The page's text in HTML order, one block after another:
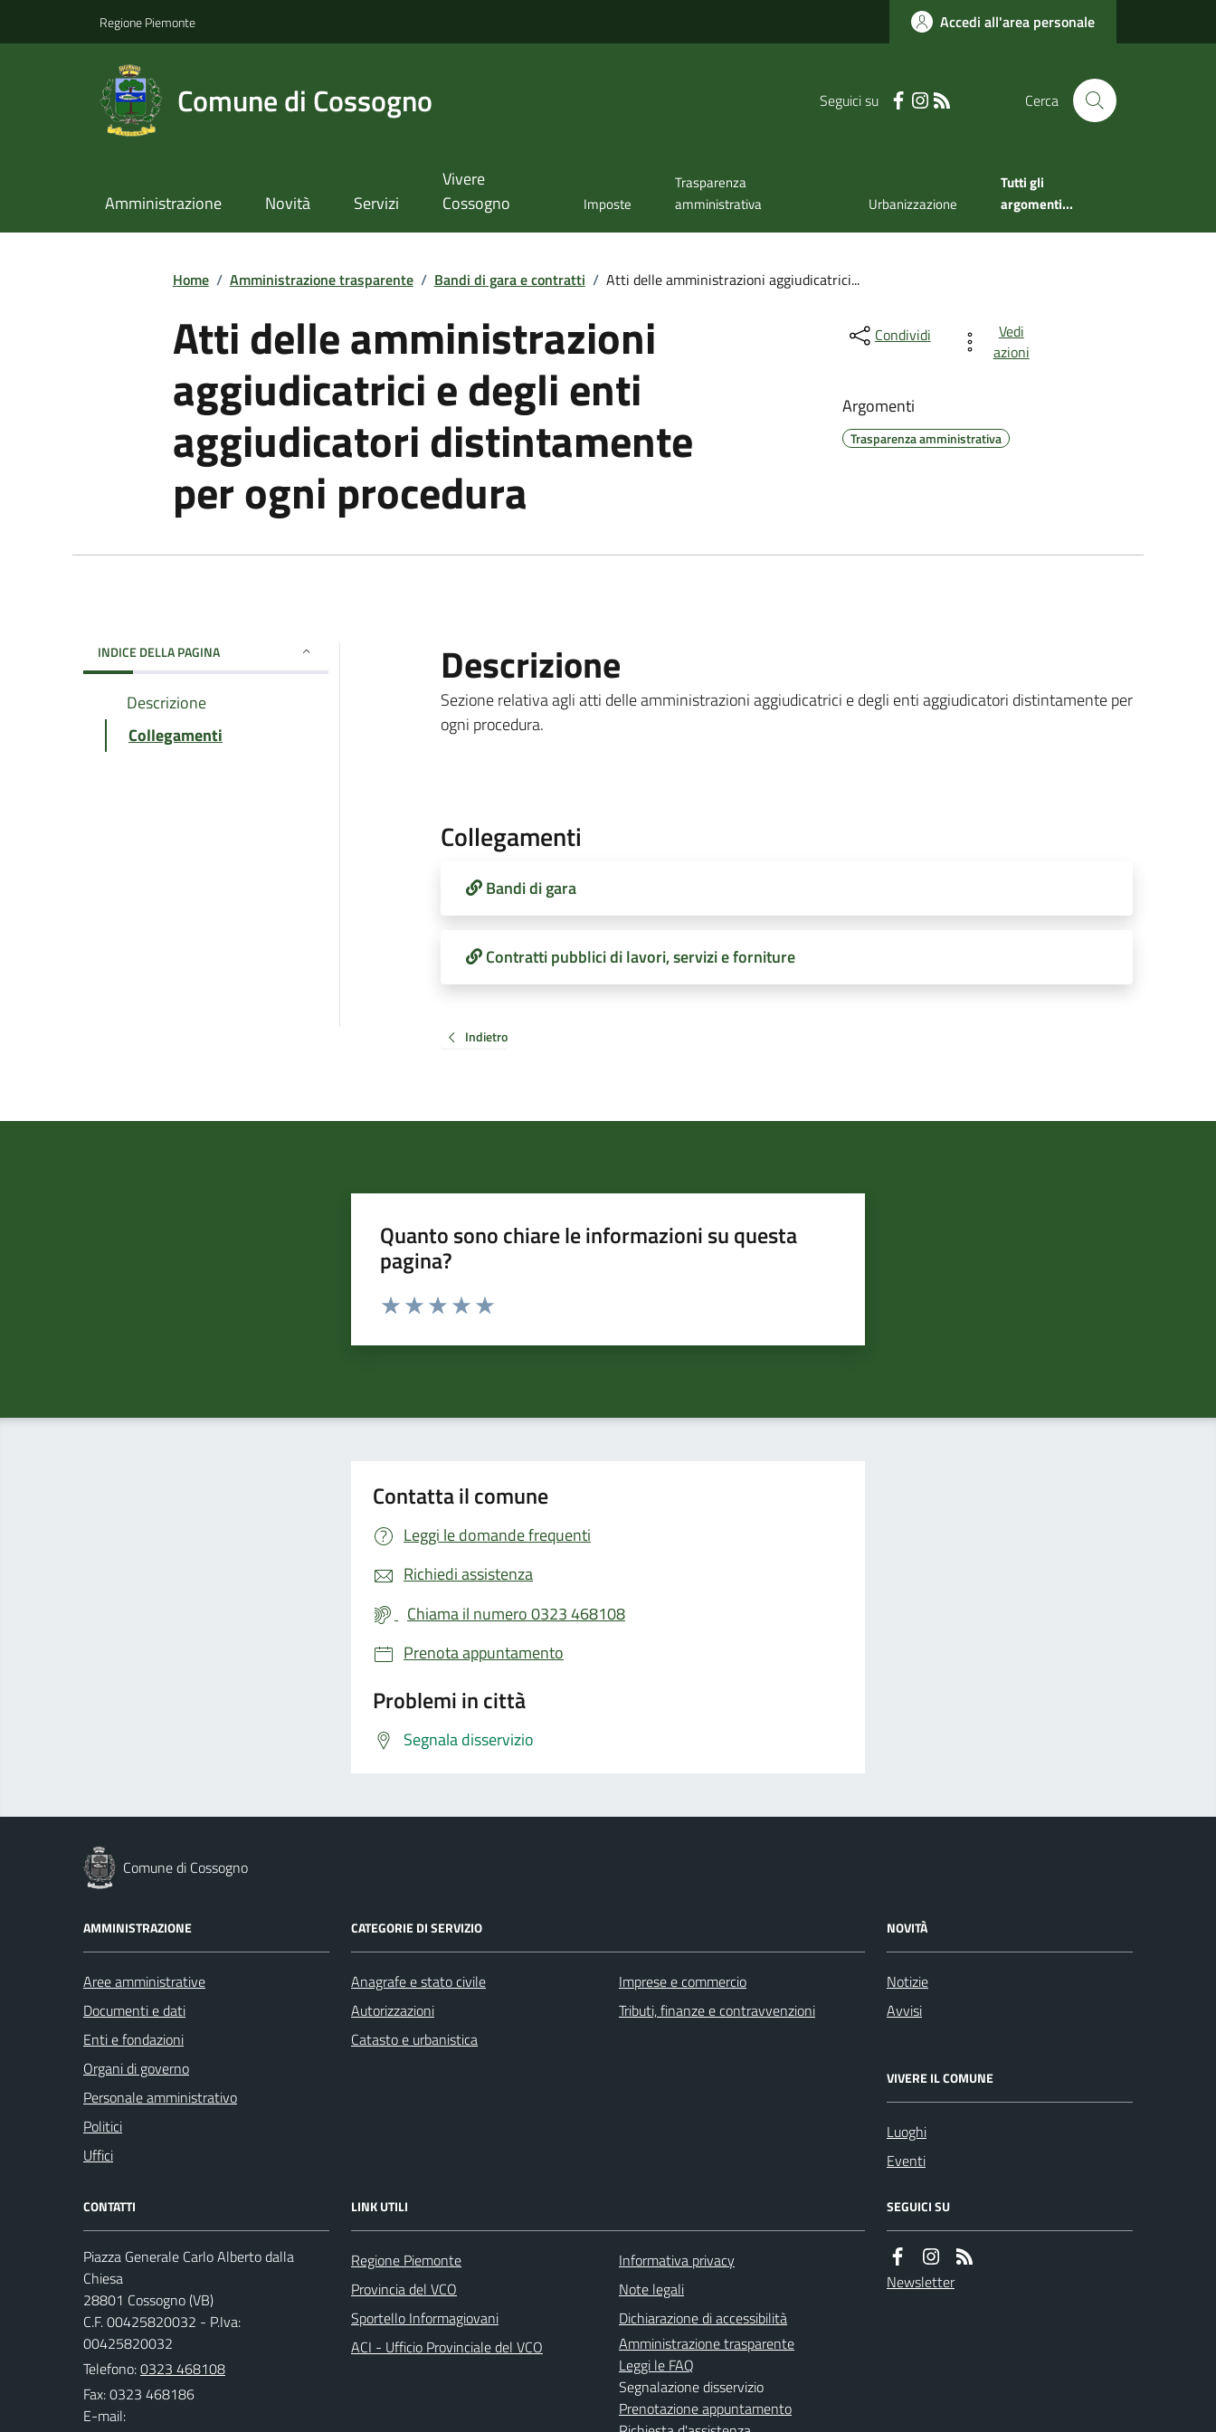
Regione Piemonte Accedi all'area personale
Comune di Cossogno Seguici su Cerca
Amministrazione Novità Servizi
Vivere
Cossogno
Imposte
Trasparenza
amministrativa
Urbanizzazione
Tutti gli
argomenti...
Home / Amministrazione trasparente / Bandi di gara e contratti / Atti delle amministrazioni aggiudicatrici...
Atti delle amministrazioni
aggiudicatrici e degli enti
aggiudicatori distintamente
per ogni procedura
Condividi
Vedi
azioni
Argomenti
Trasparenza amministrativa
INDICE DELLA PAGINA
Descrizione
Collegamenti
Descrizione
Sezione relativa agli atti delle amministrazioni aggiudicatrici e degli enti aggiudicatori distintamente per
ogni procedura.
Collegamenti
Bandi di gara
Contratti pubblici di lavori, servizi e forniture
Indietro
Quanto sono chiare le informazioni su questa
pagina?
Valuta da 1 a 5 stelle la pagina
Contatta il comune
Leggi le domande frequenti
Richiedi assistenza
Chiama il numero 0323 468108
Prenota appuntamento
Problemi in città
Segnala disservizio
Comune di Cossogno
AMMINISTRAZIONE
Aree amministrative
Documenti e dati
Enti e fondazioni
Organi di governo
Personale amministrativo
Politici
Uffici
CATEGORIE DI SERVIZIO
Anagrafe e stato civile
Autorizzazioni
Catasto e urbanistica
Imprese e commercio
Tributi, finanze e contravvenzioni
NOVITÀ
Notizie
Avvisi
VIVERE IL COMUNE
Luoghi
Eventi
CONTATTI
Piazza Generale Carlo Alberto dalla
Chiesa
28801 Cossogno (VB)
C.F. 00425820032 - P.Iva:
00425820032
Telefono:0323 468108
Fax: 0323 468186
E-mail:
LINK UTILI
Regione Piemonte
Provincia del VCO
Sportello Informagiovani
ACI - Ufficio Provinciale del VCO
Informativa privacy
Note legali
Dichiarazione di accessibilità
Amministrazione trasparente
Leggi le FAQ
Segnalazione disservizio
Prenotazione appuntamento
SEGUICI SU
Newsletter